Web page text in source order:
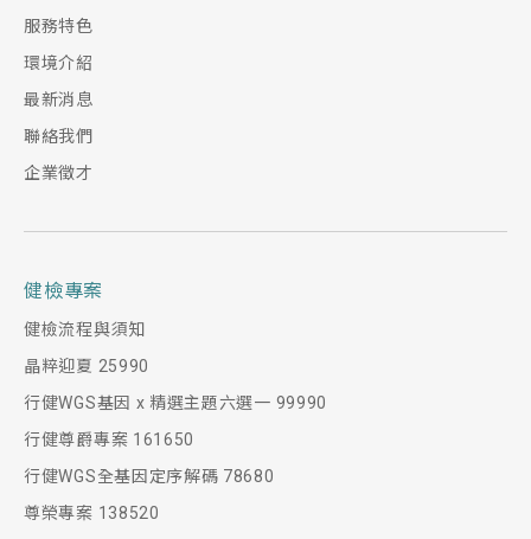
服務特色
環境介紹
最新消息
聯絡我們
企業徵才
健檢專案
健檢流程與須知
晶粹迎夏 25990
行健WGS基因 x 精選主題六選一 99990
行健尊爵專案 161650
行健WGS全基因定序解碼 78680
尊榮專案 138520